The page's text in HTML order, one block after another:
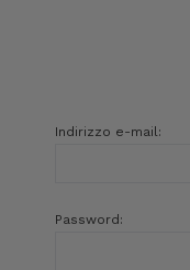
Indirizzo e-mail:
Password: